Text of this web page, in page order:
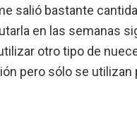
salió bastante
en las semanas
otro tipo de
pero sólo se utilizan